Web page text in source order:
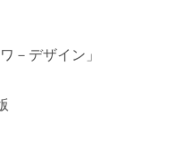
デザイン」